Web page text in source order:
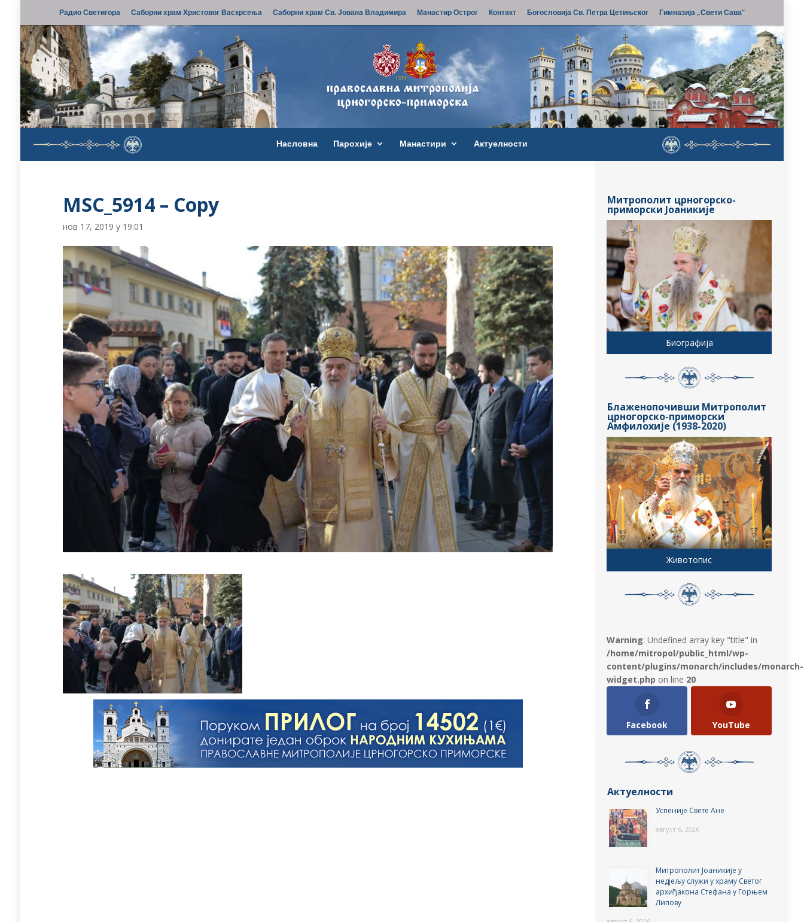
Радио Светигора Саборни храм Христовог Васкрсења Саборни храм Св. Јована Владимира Манастир Острог Контакт Богословија Св. Петра Цетињског Гимназија „Свети Сава“
Насловна Парохије Манастири Актуелности
MSC_5914 – Copy
нов 17, 2019 у 19:01
Митрополит црногорско-
приморски Јоаникије
Биографија
Блаженопочивши Митрополит
црногорско-приморски
Амфилохије (1938-2020)
Животопис
Warning: Undefined array key "title" in
/home/mitropol/public_html/wp-
content/plugins/monarch/includes/monarch-
widget.php on line 20
Facebook YouTube
Актуелности
Успеније Свете Ане
август 6, 2026
Митрополит Јоаникије у
недјељу служи у храму Светог
архиђакона Стефана у Горњем
Липову